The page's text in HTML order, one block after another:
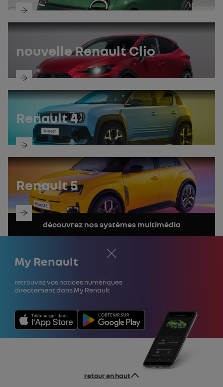
découvrez
la
nouvelle Renault Clio
découvrez
la
notice
Renault 4
découvrez
la
notice
Renault 5
découvrez
notice
découvrez nos systèmes multimédia
Fermer
My Renault
Retrouvez vos notices numériques
directement dans My Renault
retour en haut